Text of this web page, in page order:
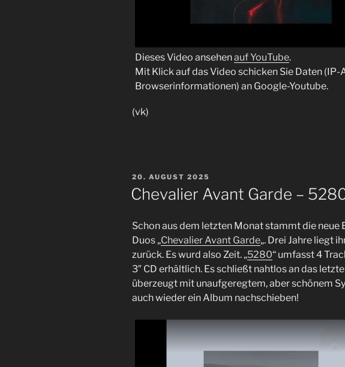
Dieses Video ansehenauf YouTube.
Mit Klick auf das Video schicken Sie Daten (IP-
Browserinformationen) an Google-Youtube.
(vk)
VERÖFFENTLICHT
AM
20. AUGUST 2025
Chevalier Avant Garde –
Schon aus dem letzten Monat stammt die neue
Duos „Chevalier Avant Garde„. Drei Jahre liegt
zurück. Es wurd also Zeit. „5280“ umfasst 4
3″ CD erhältlich. Es schließt nahtlos an das
überzeugt mit unaufgeregtem, aber schönem
auch wieder ein Album nachschieben!